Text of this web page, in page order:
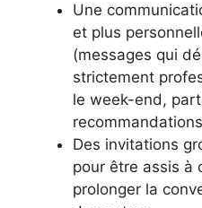
Une
et plus
(messages qui
strictement
le week-end,
Des invitations
pour être assis à
prolonger la